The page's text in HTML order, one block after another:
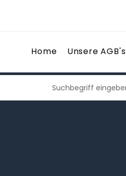
Home Unsere AGB's